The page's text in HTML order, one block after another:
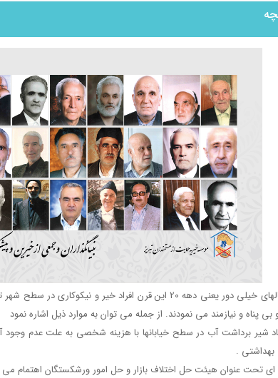
در سالهاي خيلي دور يعني دهه 20 اين قرن افراد خير و
بي پناه و نيازمند مي نمودند. از جمله مي توان به موارد ذيل اشاره نمود
شير برداشت آب در سطح خيابانها با هزينه شخصي به علت عدم وجود
.
تحت عنوان هيئت حل اختلاف بازار و حل امور ورشكستگان اهتمام مي